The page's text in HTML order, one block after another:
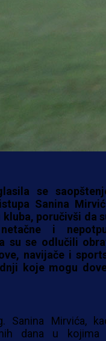
se
Sanina
poručivši da
i
su se odlučili
navijače i
koje mogu
Sanina Mirvića,
dana u kojima